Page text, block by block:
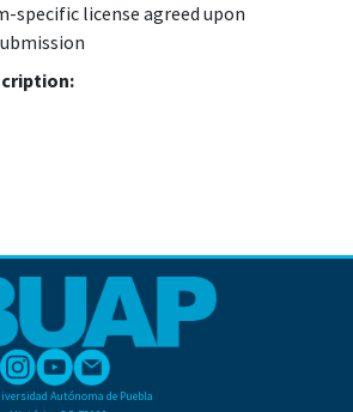
specific license agreed upon
Autónoma de Puebla